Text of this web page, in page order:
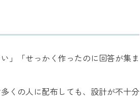
」「せっかく作ったのに回答が集ま
くの人に配布しても、設計が不十分